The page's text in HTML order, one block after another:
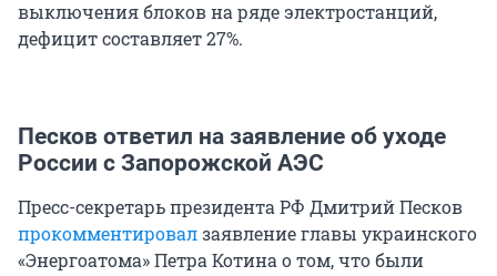
выключения блоков на ряде электростанций,
дефицит составляет 27%.
Песков ответил на заявление об уходе
России с Запорожской АЭС
Пресс-секретарь президента РФ Дмитрий Песков
прокомментировалзаявление главы украинского
«Энергоатома» Петра Котина о том, что были